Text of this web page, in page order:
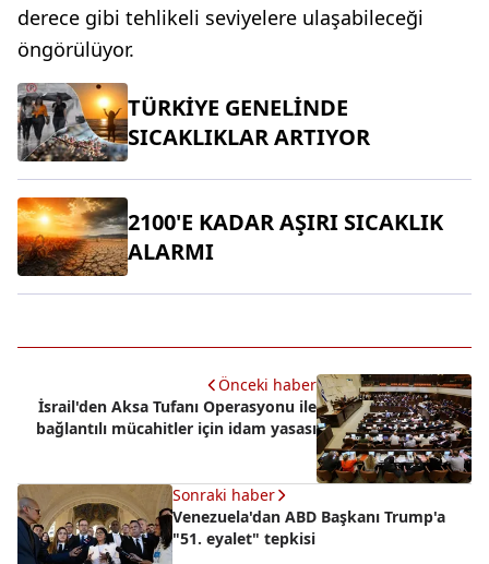
derece gibi tehlikeli seviyelere ulaşabileceği
öngörülüyor.
TÜRKİYE GENELİNDE
SICAKLIKLAR ARTIYOR
2100'E KADAR AŞIRI SICAKLIK
ALARMI
Önceki haber
İsrail'den Aksa Tufanı Operasyonu ile
bağlantılı mücahitler için idam yasası
Sonraki haber
Venezuela'dan ABD Başkanı Trump'a
"51. eyalet" tepkisi